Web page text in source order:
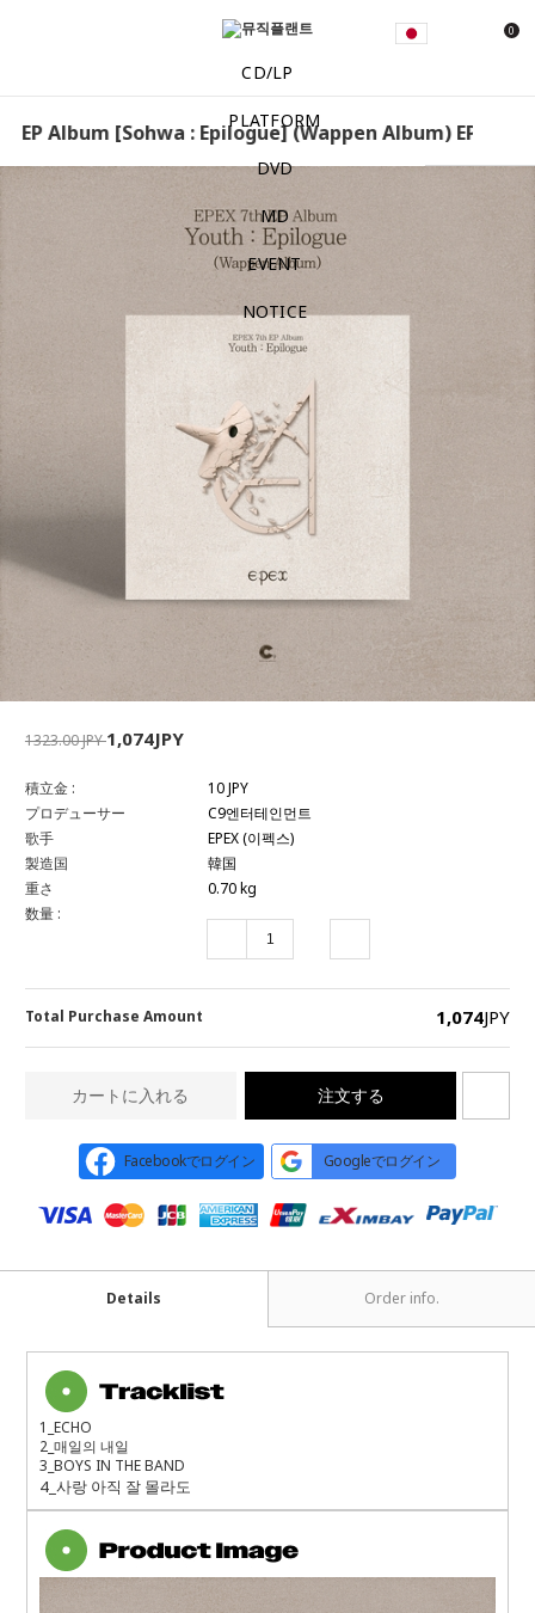
0
CD/LP
PLATFORM
DVD
MD
EVENT
NOTICE
EP Album [Sohwa : Epilogue] (Wappen Album) EPEX -
1323.00 JPY1,074JPY
積立金 :
10 JPY
プロデューサー
C9엔터테인먼트
歌手
EPEX (이펙스)
製造国
韓国
重さ
0.70 kg
数量 :
Total Purchase Amount 1,074JPY
カートに入れる 注文する
Facebookでログイン Googleでログイン
Details Order info.
1_ECHO
2_ 매일의 내일
3_BOYS IN THE BAND
4_ 사랑 아직 잘 몰라도